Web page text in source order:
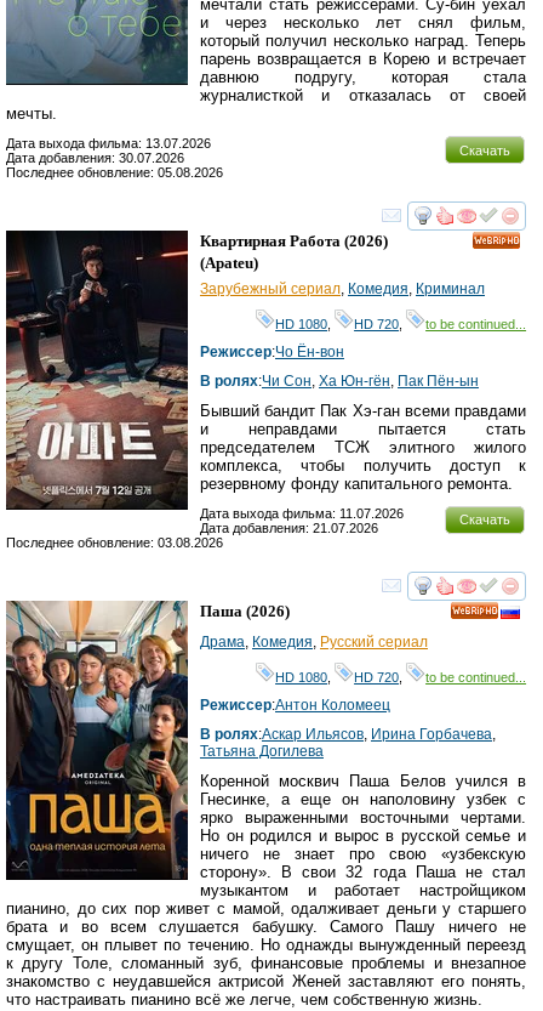
мечтали стать режиссёрами. Су-бин уехал
и через несколько лет снял фильм,
который получил несколько наград. Теперь
парень возвращается в Корею и встречает
давнюю подругу, которая стала
журналисткой и отказалась от своей
мечты.
Скачать
Дата выхода фильма: 13.07.2026
Дата добавления: 30.07.2026
Последнее обновление: 05.08.2026
смотреть
Квартирная Работа (2026)
(Apateu)
Зарубежный сериал, Комедия, Криминал
HD 1080 HD 720 to be continued...
Режиссер:Чо Ён-вон
В ролях:Чи Сон, Ха Юн-гён, Пак Пён-ын
Бывший бандит Пак Хэ-ган всеми правдами
и неправдами пытается стать
председателем ТСЖ элитного жилого
комплекса, чтобы получить доступ к
резервному фонду капитального ремонта.
Скачать
Дата выхода фильма: 11.07.2026
Дата добавления: 21.07.2026
Последнее обновление: 03.08.2026
смотреть
Паша (2026)
Драма, Комедия, Русский сериал
HD 1080 HD 720 to be continued...
Режиссер:Антон Коломеец
В ролях:Аскар Ильясов, Ирина Горбачева,
Татьяна Догилева
Коренной москвич Паша Белов учился в
Гнесинке, а еще он наполовину узбек с
ярко выраженными восточными чертами.
Но он родился и вырос в русской семье и
ничего не знает про свою «узбекскую
сторону». В свои 32 года Паша не стал
музыкантом и работает настройщиком
пианино, до сих пор живет с мамой, одалживает деньги у старшего
брата и во всем слушается бабушку. Самого Пашу ничего не
смущает, он плывет по течению. Но однажды вынужденный переезд
к другу Толе, сломанный зуб, финансовые проблемы и внезапное
знакомство с неудавшейся актрисой Женей заставляют его понять,
что настраивать пианино всё же легче, чем собственную жизнь.